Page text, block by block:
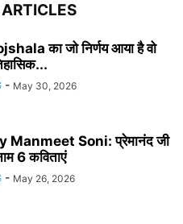
का जो निर्णय आया है वो
- May 30, 2026
Manmeet Soni: प्रेमानंद जी
6 कविताएं
- May 26, 2026